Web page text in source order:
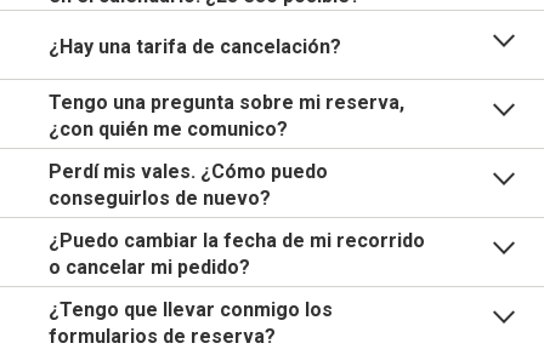
¿Hay una tarifa de cancelación?
Tengo una pregunta sobre mi reserva,
¿con quién me comunico?
Perdí mis vales. ¿Cómo puedo
conseguirlos de nuevo?
¿Puedo cambiar la fecha de mi recorrido
o cancelar mi pedido?
¿Tengo que llevar conmigo los
formularios de reserva?